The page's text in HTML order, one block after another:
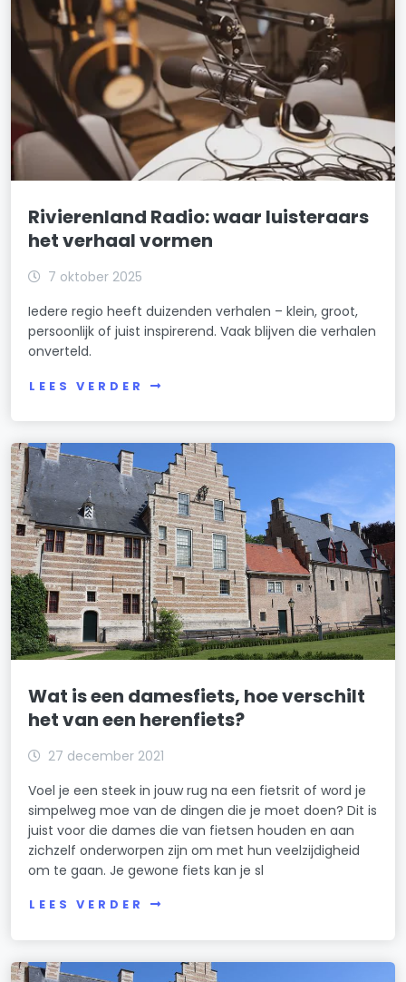
Rivierenland Radio: waar luisteraars
het verhaal vormen
7 oktober 2025
Iedere regio heeft duizenden verhalen – klein, groot,
persoonlijk of juist inspirerend. Vaak blijven die verhalen
onverteld.
LEES VERDER
Wat is een damesfiets, hoe verschilt
het van een herenfiets?
27 december 2021
Voel je een steek in jouw rug na een fietsrit of word je
simpelweg moe van de dingen die je moet doen? Dit is
juist voor die dames die van fietsen houden en aan
zichzelf onderworpen zijn om met hun veelzijdigheid
om te gaan. Je gewone fiets kan je sl
LEES VERDER